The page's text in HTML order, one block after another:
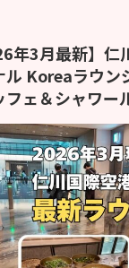
年3月最新】仁
ル Koreaラウン
フェ＆シャワー